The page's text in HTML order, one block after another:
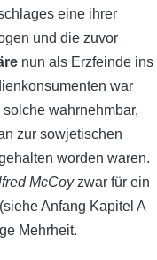
eine ihrer
und die zuvor
nun als Erzfeinde ins
war
wahrnehmbar,
zur sowjetischen
worden waren.
McCoyzwar für ein
Anfang Kapitel A
Mehrheit.